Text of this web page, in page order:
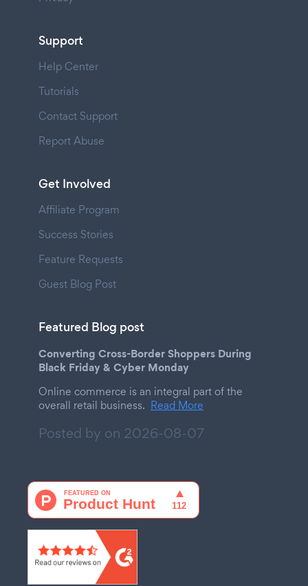
Support
Help Center
Tutorials
Contact Support
Report Abuse
Get Involved
Affiliate Program
Success Stories
Feature Requests
Guest Blog Post
Featured Blog post
Converting Cross-Border Shoppers During
Black Friday & Cyber Monday
Online commerce is an integral part of the
overall retail business. Read More
Posted by on 2026-08-07